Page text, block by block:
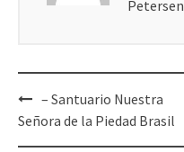
Petersen
Post
navigation
– Santuario Nuestra
Señora de la Piedad Brasil